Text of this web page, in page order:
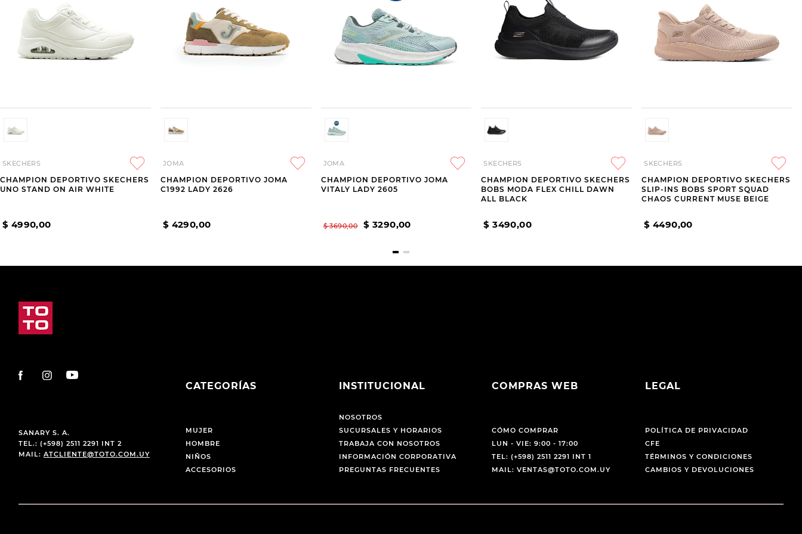
SKECHERS
CHAMPION DEPORTIVO SKECHERS
UNO STAND ON AIR WHITE
$ 4990,00
JOMA
CHAMPION DEPORTIVO JOMA
C1992 LADY 2626
$ 4290,00
JOMA
CHAMPION DEPORTIVO JOMA
VITALY LADY 2605
$ 3690,00 $ 3290,00
SKECHERS
CHAMPION DEPORTIVO SKECHERS
BOBS MODA FLEX CHILL DAWN
ALL BLACK
$ 3490,00
SKECHERS
CHAMPION DEPORTIVO SKECHERS
SLIP-INS BOBS SPORT SQUAD
CHAOS CURRENT MUSE BEIGE
$ 4490,00
SANARY S. A.
TEL.: (+598) 2511 2291 INT 2
MAIL: ATCLIENTE@TOTO.COM.UY
CATEGORÍAS
MUJER
HOMBRE
NIÑOS
ACCESORIOS
INSTITUCIONAL
NOSOTROS
SUCURSALES Y HORARIOS
TRABAJA CON NOSOTROS
INFORMACIÓN CORPORATIVA
PREGUNTAS FRECUENTES
COMPRAS WEB
CÓMO COMPRAR
LUN - VIE: 9:00 - 17:00
TEL: (+598) 2511 2291 INT 1
MAIL: VENTAS@TOTO.COM.UY
LEGAL
POLÍTICA DE PRIVACIDAD
CFE
TÉRMINOS Y CONDICIONES
CAMBIOS Y DEVOLUCIONES